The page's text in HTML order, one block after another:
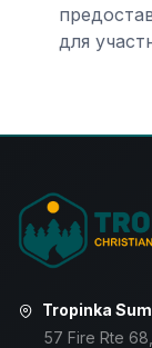
для
Tropinka
57 Fire Rte